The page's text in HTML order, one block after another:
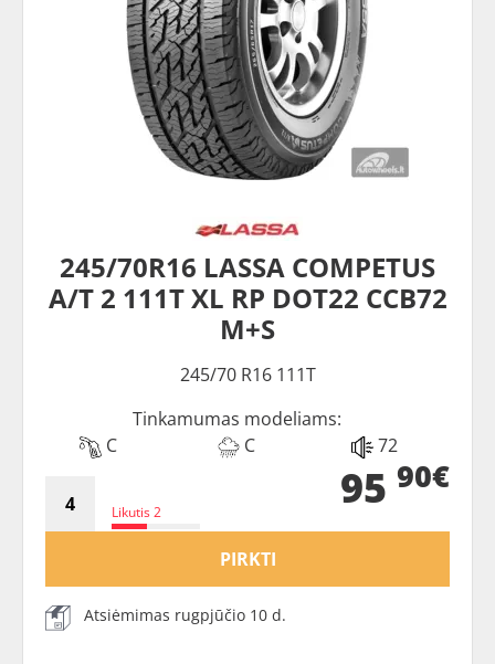
245/70R16 LASSA COMPETUS
A/T 2 111T XL RP DOT22 CCB72
M+S
245/70 R16 111T
Tinkamumas modeliams:
C
C 72
Likutis 2 95 90€
PIRKTI
Atsiėmimas rugpjūčio 10 d.